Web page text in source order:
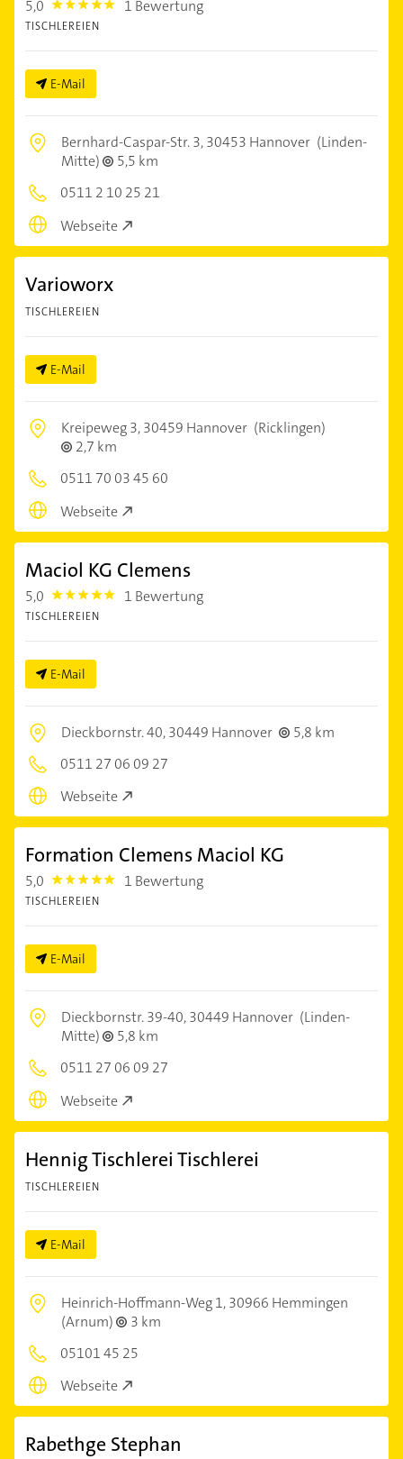
5,0 5.0 1 Bewertung
TISCHLEREIEN
E-Mail
Bernhard-Caspar-Str. 3,30453 Hannover (Linden-
Mitte)
5,5 km
0511 2 10 25 21
Webseite
Varioworx
TISCHLEREIEN
E-Mail
Kreipeweg 3,30459 Hannover (Ricklingen)
2,7 km
0511 70 03 45 60
Webseite
Maciol KG Clemens
5,0 5.0 1 Bewertung
TISCHLEREIEN
E-Mail
Dieckbornstr. 40,30449 Hannover
5,8 km
0511 27 06 09 27
Webseite
Formation Clemens Maciol KG
5,0 5.0 1 Bewertung
TISCHLEREIEN
E-Mail
Dieckbornstr. 39-40,30449 Hannover (Linden-
Mitte)
5,8 km
0511 27 06 09 27
Webseite
Hennig Tischlerei Tischlerei
TISCHLEREIEN
E-Mail
Heinrich-Hoffmann-Weg 1,30966 Hemmingen
(Arnum)
3 km
05101 45 25
Webseite
Rabethge Stephan